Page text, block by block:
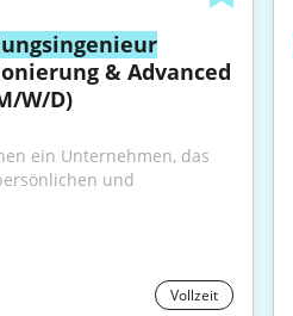
& Advanced
W/D)
ein Unternehmen, das
und
Vollzeit